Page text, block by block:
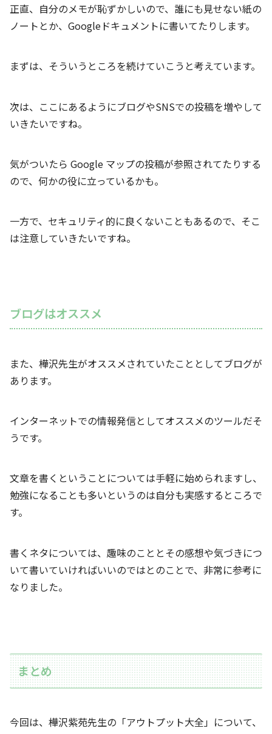
正直、自分のメモが恥ずかしいので、誰にも見せない紙の
ノートとか、Googleドキュメントに書いてたりします。
まずは、そういうところを続けていこうと考えています。
次は、ここにあるようにブログやSNSでの投稿を増やして
いきたいですね。
気がついたら Google マップの投稿が参照されてたりする
ので、何かの役に立っているかも。
一方で、セキュリティ的に良くないこともあるので、そこ
は注意していきたいですね。
ブログはオススメ
また、樺沢先生がオススメされていたこととしてブログが
あります。
インターネットでの情報発信としてオススメのツールだそ
うです。
文章を書くということについては手軽に始められますし、
勉強になることも多いというのは自分も実感するところで
す。
書くネタについては、趣味のこととその感想や気づきにつ
いて書いていければいいのではとのことで、非常に参考に
なりました。
まとめ
今回は、樺沢紫苑先生の「アウトプット大全」について、